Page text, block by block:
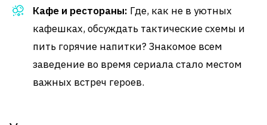
Кафе и рестораны: Где, как не в уютных
кафешках, обсуждать тактические схемы и
пить горячие напитки? Знакомое всем
заведение во время сериала стало местом
важных встреч героев.